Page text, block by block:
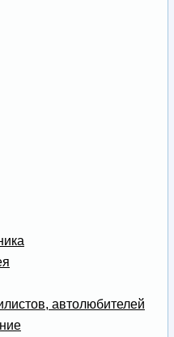
автолюбителей